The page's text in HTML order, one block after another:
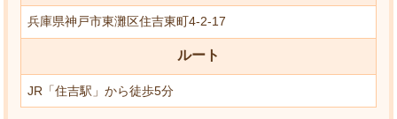
兵庫県神戸市東灘区住吉東町4-2-17
ルート
JR「住吉駅」から徒歩5分